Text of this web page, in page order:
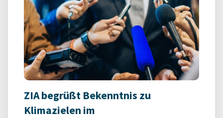
ZIA begrüßt Bekenntnis zu
Klimazielen im